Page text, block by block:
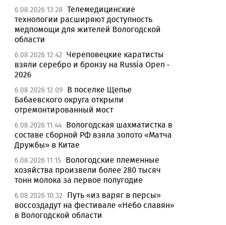
6.08.2026 13:28 Телемедицинские
технологии расширяют доступность
медпомощи для жителей Вологодской
области
6.08.2026 12:42 Череповецкие каратисты
взяли серебро и бронзу на Russia Open -
2026
6.08.2026 12:09 В поселке Щепье
Бабаевского округа открыли
отремонтированный мост
6.08.2026 11:44 Вологодская шахматистка в
составе сборной РФ взяла золото «Матча
Дружбы» в Китае
6.08.2026 11:15 Вологодские племенные
хозяйства произвели более 280 тысяч
тонн молока за первое полугодие
6.08.2026 10:32
Путь «из варяг в персы»
воссоздадут на фестивале «Небо славян»
в Вологодской области